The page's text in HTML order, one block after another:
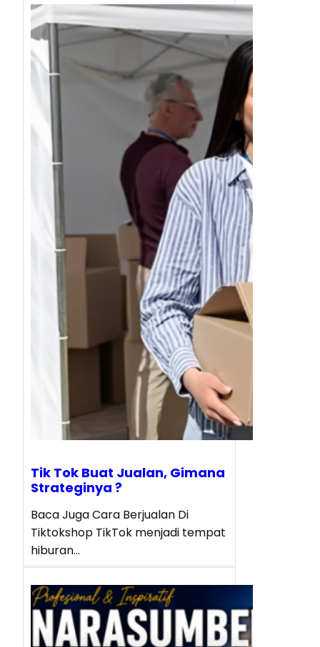
Tik Tok Buat Jualan, Gimana
Strateginya ?
Baca Juga Cara Berjualan Di
Tiktokshop TikTok menjadi tempat
hiburan…